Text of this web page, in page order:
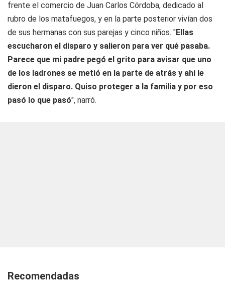
frente el comercio de Juan Carlos Córdoba, dedicado al
rubro de los matafuegos, y en la parte posterior vivían dos
de sus hermanas con sus parejas y cinco niños. "Ellas
escucharon el disparo y salieron para ver qué pasaba.
Parece que mi padre pegó el grito para avisar que uno
de los ladrones se metió en la parte de atrás y ahí le
dieron el disparo. Quiso proteger a la familia y por eso
pasó lo que pasó", narró.
Recomendadas